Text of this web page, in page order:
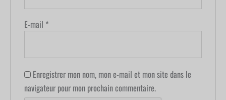
E-mail *
Enregistrer mon nom, mon e-mail et mon site dans le
navigateur pour mon prochain commentaire.